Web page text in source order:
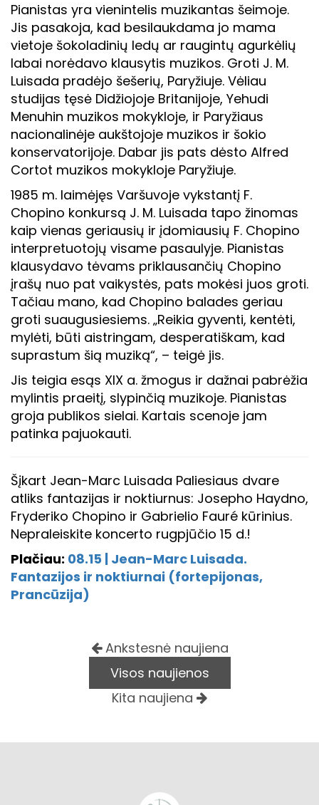
Pianistas yra vienintelis muzikantas šeimoje.
Jis pasakoja, kad besilaukdama jo mama
vietoje šokoladinių ledų ar raugintų agurkėlių
labai norėdavo klausytis muzikos. Groti J. M.
Luisada pradėjo šešerių, Paryžiuje. Vėliau
studijas tęsė Didžiojoje Britanijoje, Yehudi
Menuhin muzikos mokykloje, ir Paryžiaus
nacionalinėje aukštojoje muzikos ir šokio
konservatorijoje. Dabar jis pats dėsto Alfred
Cortot muzikos mokykloje Paryžiuje.
1985 m. laimėjęs Varšuvoje vykstantį F.
Chopino konkursą J. M. Luisada tapo žinomas
kaip vienas geriausių ir įdomiausių F. Chopino
interpretuotojų visame pasaulyje. Pianistas
klausydavo tėvams priklausančių Chopino
įrašų nuo pat vaikystės, pats mokėsi juos groti.
Tačiau mano, kad Chopino balades geriau
groti suaugusiesiems. „Reikia gyventi, kentėti,
mylėti, būti aistringam, desperatiškam, kad
suprastum šią muziką“, – teigė jis.
Jis teigia esąs XIX a. žmogus ir dažnai pabrėžia
mylintis praeitį, slypinčią muzikoje. Pianistas
groja publikos sielai. Kartais scenoje jam
patinka pajuokauti.
Šįkart Jean-Marc Luisada Paliesiaus dvare
atliks fantazijas ir noktiurnus: Josepho Haydno,
Fryderiko Chopino ir Gabrielio Fauré kūrinius.
Nepraleiskite koncerto rugpjūčio 15 d.!
Plačiau: 08.15 | Jean-Marc Luisada.
Fantazijos ir noktiurnai (fortepijonas,
Prancūzija)
Ankstesnė naujiena
Visos naujienos
Kita naujiena